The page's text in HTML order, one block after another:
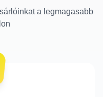
a legmagasabb